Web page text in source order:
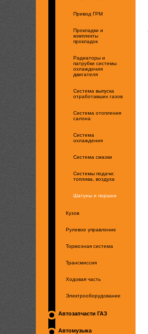
Привод ГРМ
Прокладки и
комплекты
прокладок
Радиаторы и
патрубки системы
охлаждения
двигателя
Система выпуска
отработавших газов
Система отопления
салона
Система
охлаждения
Система смазки
Системы подачи:
топлива, воздуха
Шатуны и поршни
Кузов
Рулевое управление
Тормозная система
Трансмиссия
Ходовая часть
Электрооборудование
Автозапчасти ГАЗ
Автомузыка